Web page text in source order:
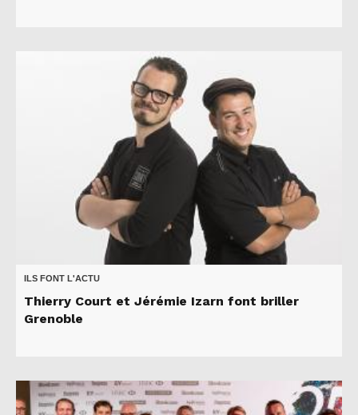
ILS FONT L'ACTU
Thierry Court et Jérémie Izarn font briller
Grenoble